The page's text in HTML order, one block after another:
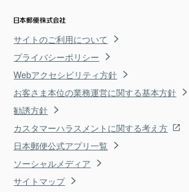
サイトのご利用について
プライバシーポリシー
Webアクセシビリティ方針
お客さま本位の業務運営に関する基本方針
勧誘方針
カスタマーハラスメントに関する考え方
日本郵便公式アプリ一覧
ソーシャルメディア
サイトマップ